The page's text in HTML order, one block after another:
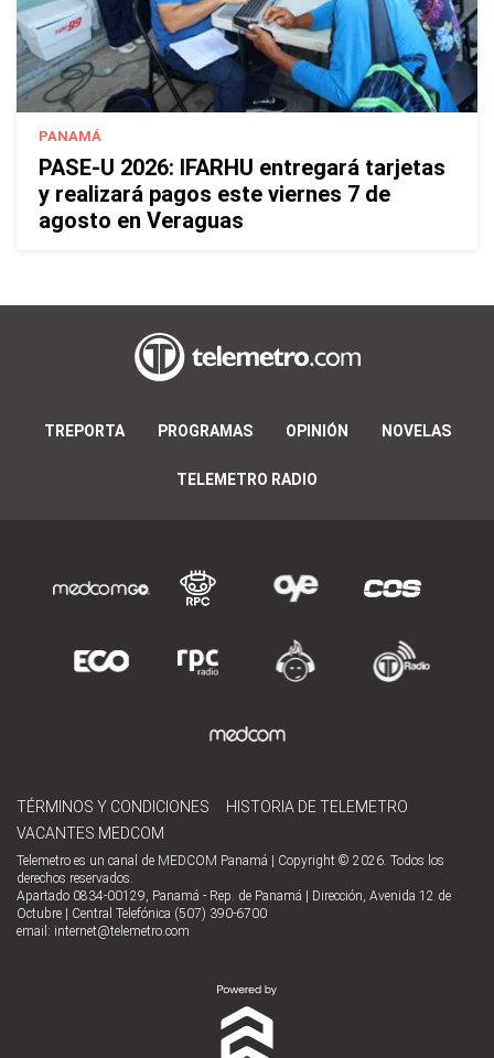
PANAMÁ
PASE-U 2026: IFARHU entregará tarjetas
y realizará pagos este viernes 7 de
agosto en Veraguas
TREPORTA PROGRAMAS OPINIÓN NOVELAS
TELEMETRO RADIO
TÉRMINOS Y CONDICIONES
HISTORIA DE TELEMETRO
VACANTES MEDCOM
Telemetro es un canal de MEDCOM Panamá | Copyright © 2026. Todos los
derechos reservados.
Apartado 0834-00129, Panamá - Rep. de Panamá | Dirección, Avenida 12 de
Octubre | Central Telefónica (507) 390-6700
email: internet@telemetro.com